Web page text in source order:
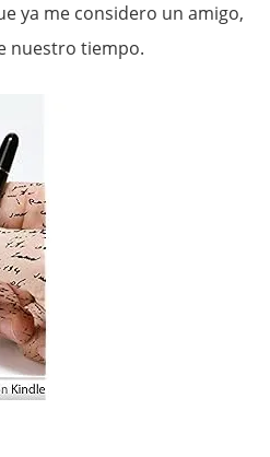
ya me considero un amigo,
nuestro tiempo.